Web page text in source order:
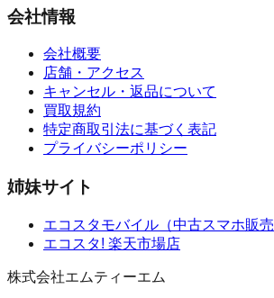
会社情報
会社概要
店舗・アクセス
キャンセル・返品について
買取規約
特定商取引法に基づく表記
プライバシーポリシー
姉妹サイト
エコスタモバイル （中古スマホ販売
エコスタ! 楽天市場店
株式会社エムティーエム